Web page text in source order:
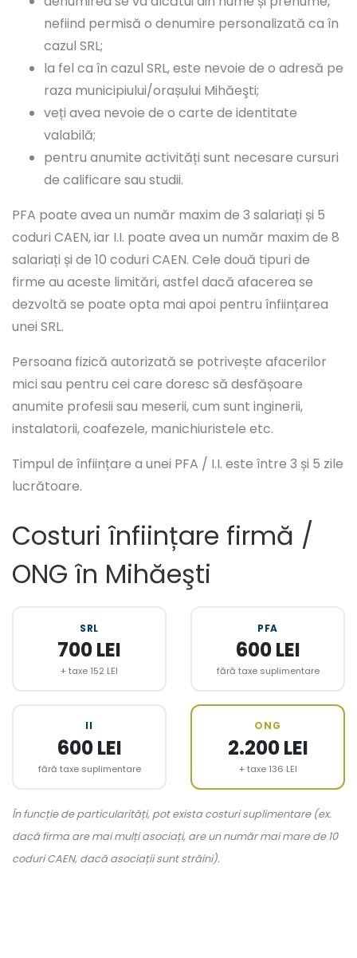
nefiind permisă o denumire personalizată ca în
cazul SRL;
la fel ca în cazul SRL, este nevoie de o adresă pe
raza municipiului/orașului Mihăeşti;
veți avea nevoie de o carte de identitate
valabilă;
pentru anumite activități sunt necesare cursuri
de calificare sau studii.
PFA poate avea un număr maxim de 3 salariați și 5
coduri CAEN, iar I.I. poate avea un număr maxim de 8
salariați și de 10 coduri CAEN. Cele două tipuri de
firme au aceste limitări, astfel dacă afacerea se
dezvoltă se poate opta mai apoi pentru înființarea
unei SRL.
Persoana fizică autorizată se potrivește afacerilor
mici sau pentru cei care doresc să desfășoare
anumite profesii sau meserii, cum sunt inginerii,
instalatorii, coafezele, manichiuristele etc.
Timpul de înființare a unei PFA / I.I. este între 3 și 5 zile
lucrătoare.
Costuri înființare firmă /
ONG în Mihăeşti
SRL
700 LEI
+ taxe 152 LEI
PFA
600 LEI
fără taxe suplimentare
II
600 LEI
fără taxe suplimentare
ONG
2.200 LEI
+ taxe 136 LEI
În funcție de particularități, pot exista costuri suplimentare (ex.
dacă firma are mai mulți asociați, are un număr mai mare de 10
coduri CAEN, dacă asociații sunt străini).